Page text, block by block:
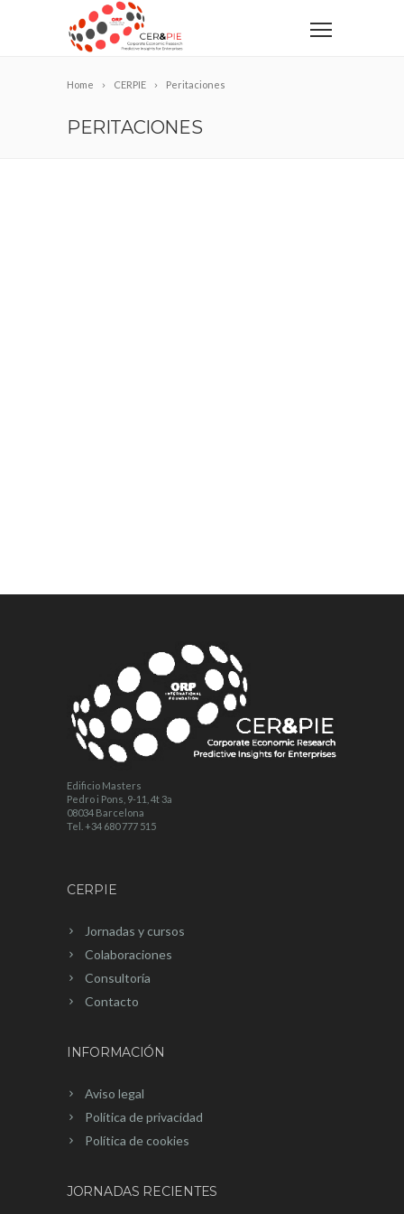
Home CERPIE Peritaciones
PERITACIONES
Edificio Masters
Pedro i Pons, 9-11, 4t 3a
08034 Barcelona
Tel. +34 680 777 515
CERPIE
Jornadas y cursos
Colaboraciones
Consultoría
Contacto
INFORMACIÓN
Aviso legal
Política de privacidad
Política de cookies
JORNADAS RECIENTES